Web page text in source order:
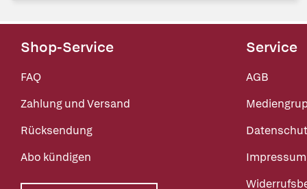
Shop-Service
FAQ
Zahlung und Versand
Rücksendung
Abo kündigen
Service
AGB
Impressum